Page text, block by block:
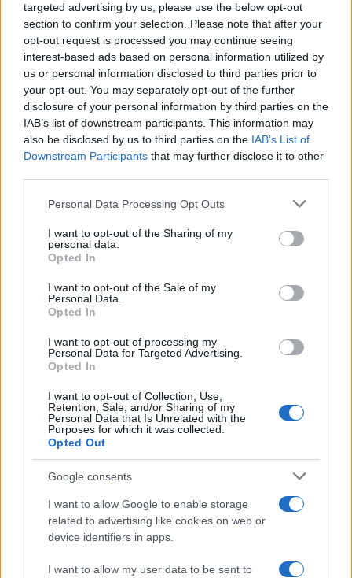
targeted advertising by us, please use the below opt-out
section to confirm your selection. Please note that after your
opt-out request is processed you may continue seeing
interest-based ads based on personal information utilized by
us or personal information disclosed to third parties prior to
your opt-out. You may separately opt-out of the further
disclosure of your personal information by third parties on the
IAB’s list of downstream participants. This information may
also be disclosed by us to third parties on the IAB’s List of
Downstream Participants that may further disclose it to other
Please note that this website/app uses one or more Google
not limited to your visit or usage behaviour. You may click to
grant or deny consent to Google and its third-party tags to
use your data for below specified purposes in below Google
consent section.
Personal Data Processing Opt Outs
I want to opt-out of the Sharing of my
personal data.
Opted In
I want to opt-out of the Sale of my
Personal Data.
Opted In
I want to opt-out of processing my
Personal Data for Targeted Advertising.
Opted In
I want to opt-out of Collection, Use,
Retention, Sale, and/or Sharing of my
Personal Data that Is Unrelated with the
Purposes for which it was collected.
Opted Out
Google consents
I want to allow Google to enable storage
related to advertising like cookies on web or
device identifiers in apps.
I want to allow my user data to be sent to
COME FARE
Nonni in viaggio con i nipoti: delega, consenso e
Marco Bianchi · 7 Ago 2026